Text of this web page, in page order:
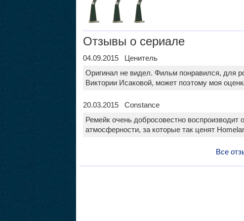
Отзывы о сериале
04.09.2015 Ценитель
Оригинал не видел. Фильм понравился, для
Виктории Исаковой, может поэтому моя
20.03.2015 Constance
Ремейк очень добросовестно воспроизводит
атмосферности, за которые так ценят
Все